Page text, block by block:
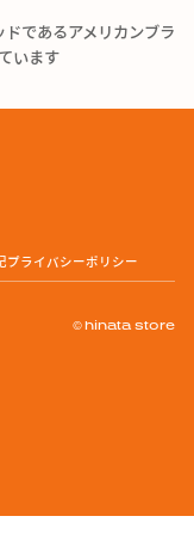
であるアメリカンブラ
います
プライバシーポリシー
© hinata store